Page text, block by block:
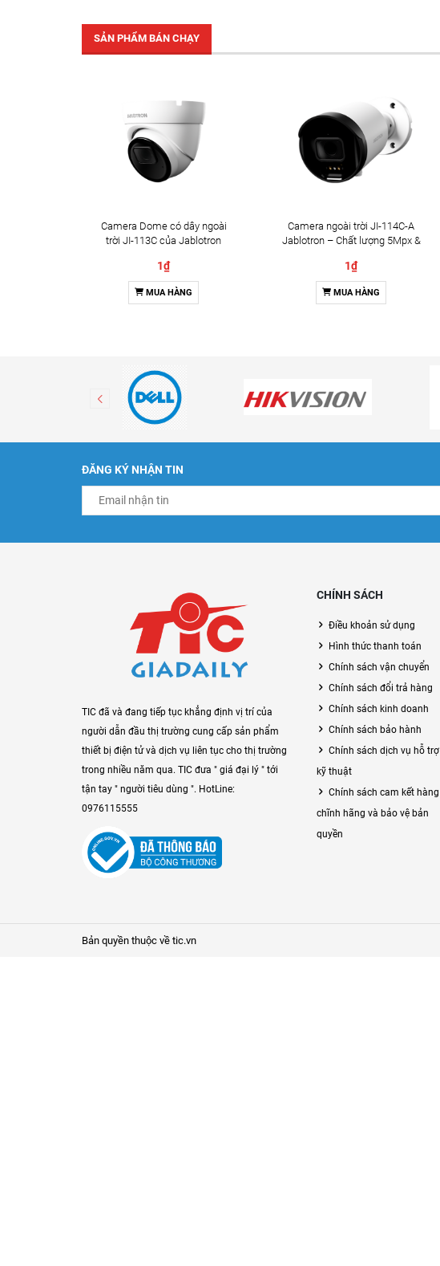
SẢN PHẨM BÁN CHẠY
Camera Dome có dây ngoài
trời JI-113C của Jablotron
1₫
MUA HÀNG
Camera ngoài trời JI-114C-A
Jablotron – Chất lượng 5Mpx &
1₫
MUA HÀNG
ĐĂNG KÝ NHẬN TIN
TIC đã và đang tiếp tục khẳng định vị trí của
người dẫn đầu thị trường cung cấp sản phẩm
thiết bị điện tử và dịch vụ liên tục cho thị trường
trong nhiều năm qua. TIC đưa " giá đại lý " tới
tận tay " người tiêu dùng ". HotLine:
0976115555
CHÍNH SÁCH
Điều khoản sử dụng
Hình thức thanh toán
Chính sách vận chuyển
Chính sách đổi trả hàng
Chính sách kinh doanh
Chính sách bảo hành
Chính sách dịch vụ hỗ trợ
kỹ thuật
Chính sách cam kết hàng
chĩnh hãng và bảo vệ bản
quyền
Bản quyền thuộc về tic.vn